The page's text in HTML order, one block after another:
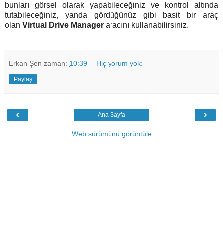
bunları görsel olarak yapabileceğiniz ve kontrol altında
tutabileceğiniz, yanda gördüğünüz gibi basit bir araç
olan Virtual Drive Manager aracını kullanabilirsiniz.
Erkan Şen zaman: 10:39 Hiç yorum yok:
Paylaş
‹ ›
Ana Sayfa
Web sürümünü görüntüle